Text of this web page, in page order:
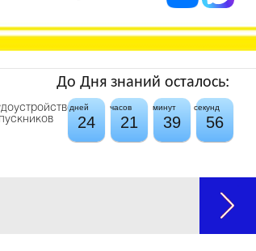
До Дня знаний осталось:
дней часов минут секунд
24 21 39 56